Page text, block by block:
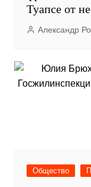
Туапсе от
Александр
Общество